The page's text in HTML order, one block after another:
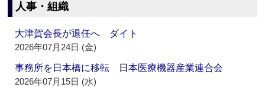
人事・組織
大津賀会長が退任へ ダイト
2026年07月24日 (金)
事務所を日本橋に移転 日本医療機器産業連合会
2026年07月15日 (水)